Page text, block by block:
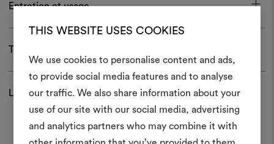
THIS WEBSITE USES COOKIES
We use cookies to personalise content and ads,
to provide social media features and to analyse
our traffic. We also share information about your
use of our site with our social media, advertising
and analytics partners who may combine it with
Entretien et usage
Télécharger
Livraison et retour
Créer
Un instrument interactif